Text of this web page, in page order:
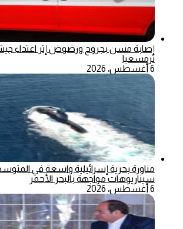
إصابة مسن بجروح ورضوض إثر اعتداء
ترمسعيا
6 أغسطس، 2026
مناورة بحرية إسرائيلية واسعة في
سيناريوهات مواجهة بالبحر الأحمر
6 أغسطس، 2026